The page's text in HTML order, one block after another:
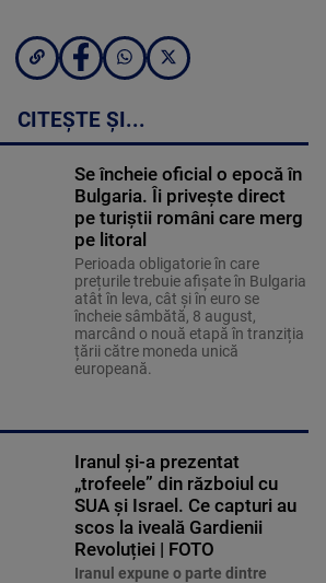
CITEȘTE ȘI...
Se încheie oficial o epocă în
Bulgaria. Îi privește direct
pe turiștii români care merg
pe litoral
Perioada obligatorie în care
prețurile trebuie afișate în Bulgaria
atât în leva, cât și în euro se
încheie sâmbătă, 8 august,
marcând o nouă etapă în tranziția
țării către moneda unică
europeană.
Iranul și-a prezentat
„trofeele” din războiul cu
SUA și Israel. Ce capturi au
scos la iveală Gardienii
Revoluției | FOTO
Iranul expune o parte dintre